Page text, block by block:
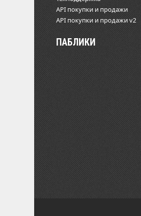
API покупки и продажи
API покупки и продажи v2
ПАБЛИКИ